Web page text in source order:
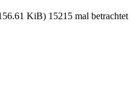
KiB) 15215 mal betrachtet